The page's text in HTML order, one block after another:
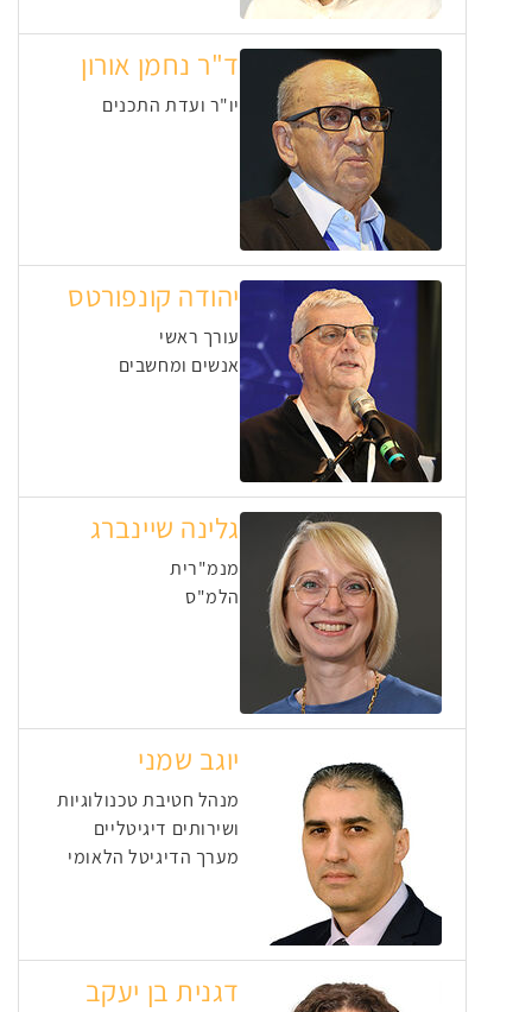
ד"ר נחמן אורון
יו"ר ועדת התכנים
יהודה קונפורטס
עורך ראשי
אנשים ומחשבים
גלינה שיינברג
מנמ"רית
הלמ"ס
יוגב שמני
מנהל חטיבת טכנולוגיות
ושירותים דיגיטליים
מערך הדיגיטל הלאומי
דגנית בן יעקב